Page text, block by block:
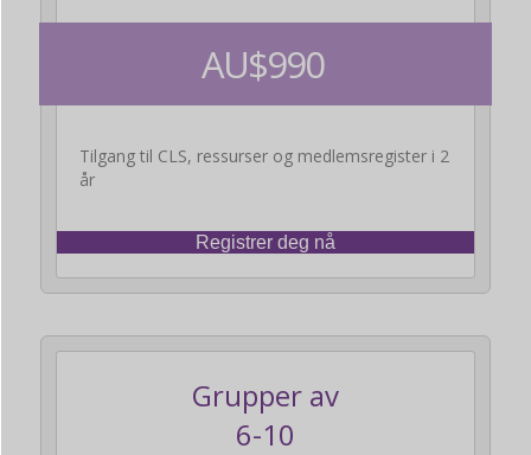
AU$990
Tilgang til CLS, ressurser og medlemsregister i 2
år
Registrer deg nå
Grupper av
6-10